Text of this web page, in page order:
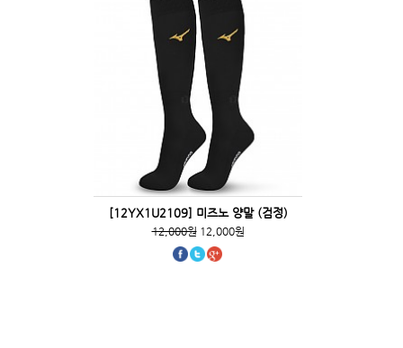
[12YX1U2109] 미즈노 양말 (검정)
12,000원12,000원